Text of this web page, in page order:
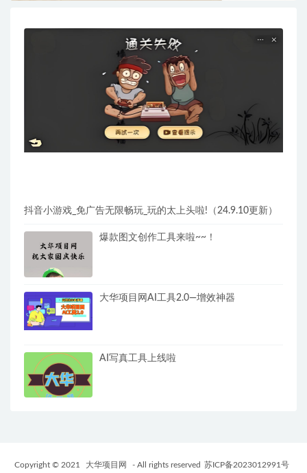
抖音小游戏_免广告无限畅玩_玩的太上头啦!（24.9.10更新）
爆款图文创作工具来啦~~！
大华项目网AI工具2.0—增效神器
AI写真工具上线啦
Copyright © 2021 大华项目网 - All rights reserved 苏ICP备2023012991号